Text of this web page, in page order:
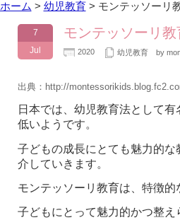
ホーム > 幼児教育> モンテッソーリ
7
Jul
モンテッソーリ
2020 幼児教育 by
出典：http://
日本では、幼児教育法として
低いようです。
子どもの成長にとても魅力的
介していきます。
モンテッソーリ教育は、特徴的
子どもにとって魅力的かつ整